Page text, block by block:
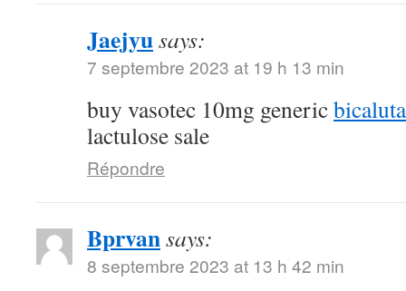
Jaejyusays:
7 septembre 2023 at 19 h 13 min
buy vasotec 10mg generic
lactulose sale
Répondre
Bprvansays:
8 septembre 2023 at 13 h 42 min